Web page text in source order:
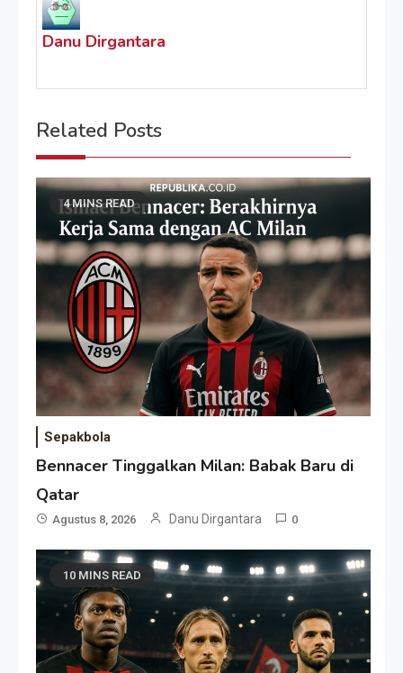
Danu Dirgantara
Related Posts
4 MINS READ
Sepakbola
Bennacer Tinggalkan Milan: Babak Baru di
Qatar
Agustus 8, 2026 Danu Dirgantara 0
10 MINS READ